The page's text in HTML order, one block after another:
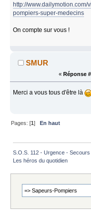
http://
pompiers-super-medecins
On compte sur vous !
SMUR
« Réponse
Merci a vous tous d'être là
Pages: [1]En haut
S.O.S. 112 - Urgence - Secours
Les héros du quotidien